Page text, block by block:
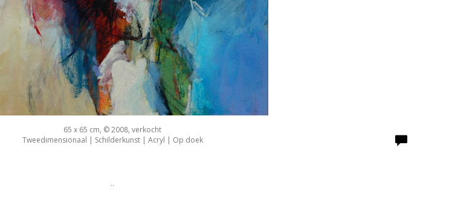
65 x 65 cm, © 2008, verkocht
Tweedimensionaal | Schilderkunst | Acryl | Op doek
..